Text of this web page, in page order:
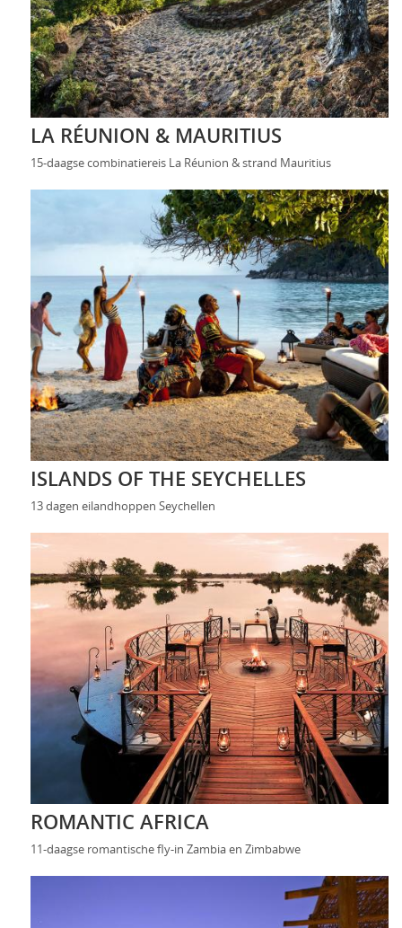
LA RÉUNION & MAURITIUS
15-daagse combinatiereis La Réunion & strand Mauritius
ISLANDS OF THE SEYCHELLES
13 dagen eilandhoppen Seychellen
ROMANTIC AFRICA
11-daagse romantische fly-in Zambia en Zimbabwe